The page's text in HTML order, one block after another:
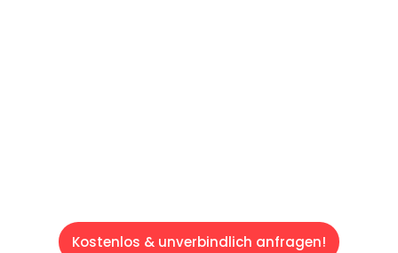
Kostenlos & unverbindlich anfragen!